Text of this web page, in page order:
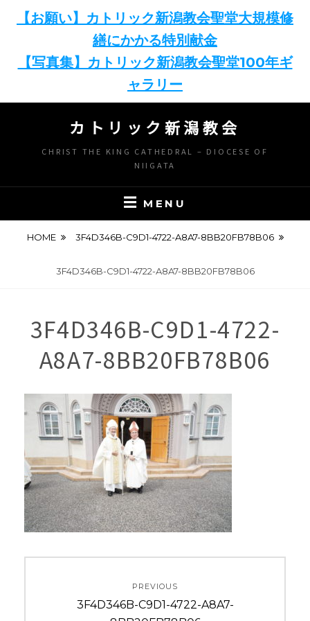
【お願い】カトリック新潟教会聖堂大規模修
繕にかかる特別献金
【写真集】カトリック新潟教会聖堂100年ギ
ャラリー
content
カトリック新潟教会
CHRIST THE KING CATHEDRAL – DIOCESE OF
NIIGATA
MENU
HOME 3F4D346B-C9D1-4722-A8A7-8BB20FB78B06
3F4D346B-C9D1-4722-A8A7-8BB20FB78B06
3F4D346B-C9D1-4722-
A8A7-8BB20FB78B06
PREVIOUS
Previous
3F4D346B-C9D1-4722-A8A7-